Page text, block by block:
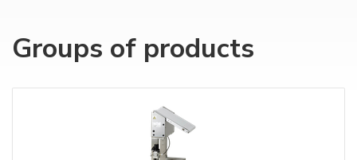
Groups of products